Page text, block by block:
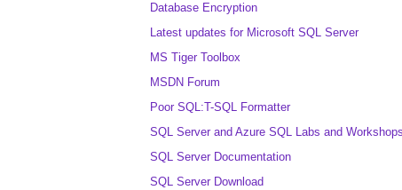
Database Encryption
Latest updates for Microsoft SQL Server
MS Tiger Toolbox
MSDN Forum
Poor SQL:T-SQL Formatter
SQL Server and Azure SQL Labs and
SQL Server Documentation
SQL Server Download